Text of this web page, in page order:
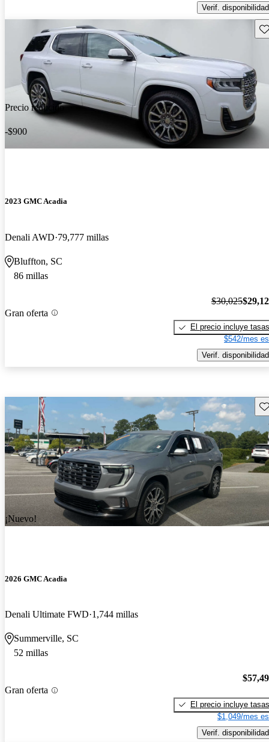
Verif. disponibilidad
Precio reducido
-$900
2023 GMC Acadia
Denali AWD 79,777 millas
Bluffton, SC
86 millas
Gran oferta
$30,025
El precio incluye tasas
$542/mes
Verif. disponibilidad
¡Nuevo!
2026 GMC Acadia
Denali Ultimate FWD 1,744 millas
Summerville, SC
52 millas
Gran oferta
El precio incluye tasas
$1,049/mes
Verif. disponibilidad